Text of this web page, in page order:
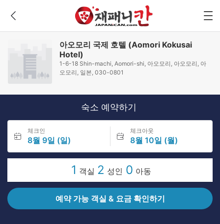
아오모리 국제 호텔 (Aomori Kokusai
Hotel)
1-6-18 Shin-machi, Aomori-shi, 아오모리, 아오모리, 아
오모리, 일본, 030-0801
숙소 예약하기
체크인
8월 9일 (일)
체크아웃
8월 10일 (월)
1 객실 2 성인 0 아동
예약 가능 객실 & 요금 확인하기